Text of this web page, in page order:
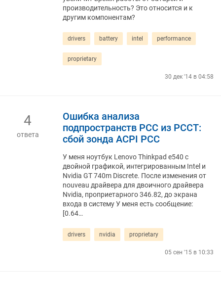
производительность? Это относится и к
другим компонентам?
drivers battery intel performance
proprietary
30 дек '14 в 04:58
4
ответа
Ошибка анализа
подпространств PCC из PCCT:
сбой зонда ACPI PCC
У меня ноутбук Lenovo Thinkpad e540 с
двойной графикой, интегрированным Intel и
Nvidia GT 740m Discrete. После изменения от
nouveau драйвера для двоичного драйвера
Nvidia, проприетарного 346.82, до экрана
входа в систему У меня есть сообщение:
[0.64…
drivers nvidia proprietary
05 сен '15 в 10:33